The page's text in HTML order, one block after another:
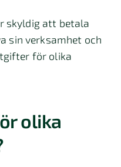
skyldig att betala
sin verksamhet och
för olika
olika